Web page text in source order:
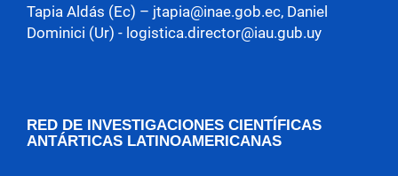
Tapia Aldás (Ec) – jtapia@inae.gob.ec, Daniel
Dominici (Ur) - logistica.director@iau.gub.uy
RED DE INVESTIGACIONES CIENTÍFICAS
ANTÁRTICAS LATINOAMERICANAS